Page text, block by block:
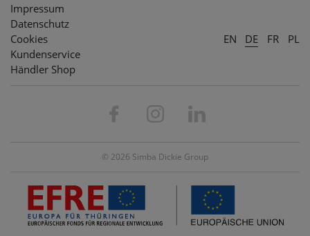
Impressum
Datenschutz
Cookies
Kundenservice
Händler Shop
EN DE FR PL
© 2026 Simba Dickie Group